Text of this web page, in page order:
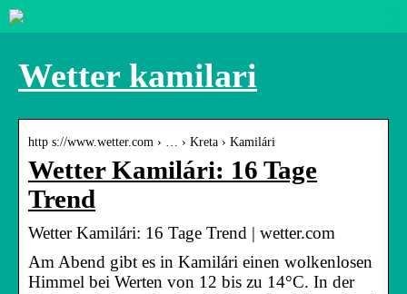
Wetter kamilari
http s://www.wetter.com › … › Kreta › Kamilári
Wetter Kamilári: 16 Tage
Trend
Wetter Kamilári: 16 Tage Trend | wetter.com
Am Abend gibt es in Kamilári einen wolkenlosen
Himmel bei Werten von 12 bis zu 14°C. In der